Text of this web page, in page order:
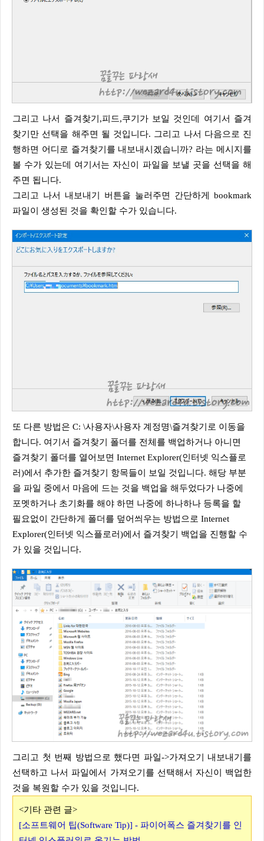
그리고 나서 즐겨찾기,피드,쿠기가 보일 것인데 여기서 즐겨
찾기만 선택을 해주면 될 것입니다. 그리고 나서 다음으로 진
행하면 어디로 즐겨찾기를 내보내시겠습니까? 라는 메시지를
볼 수가 있는데 여기서는 자신이 파일을 보낼 곳을 선택을 해
주면 됩니다.
그리고 나서 내보내기 버튼을 눌러주면 간단하게 bookmark
파일이 생성된 것을 확인할 수가 있습니다.
또 다른 방법은 C: \사용자\사용자 계정명\즐겨찾기로 이동을
합니다. 여기서 즐겨찾기 폴더를 전체를 백업하거나 아니면
즐겨찾기 폴더를 열어보면 Internet Explorer(인터넷 익스플로
러)에서 추가한 즐겨찾기 항목들이 보일 것입니다. 해당 부분
을 파일 중에서 마음에 드는 것을 백업을 해두었다가 나중에
포멧하거나 초기화를 해야 하면 나중에 하나하나 등록을 할
필요없이 간단하게 폴더를 덮어씌우는 방법으로 Internet
Explorer(인터넷 익스플로러)에서 즐겨찾기 백업을 진행할 수
가 있을 것입니다.
그리고 첫 번째 방법으로 했다면 파일->가져오기 내보내기를
선택하고 나서 파일에서 가져오기를 선택해서 자신이 백업한
것을 복원할 수가 있을 것입니다.
<기타 관련 글>
[소프트웨어 팁(Software Tip)] - 파이어폭스 즐겨찾기를 인